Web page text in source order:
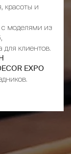
красоты и
с моделями из
для клиентов.
EXPO